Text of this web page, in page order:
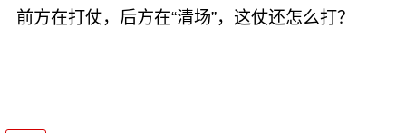
前方在打仗，后方在“清场”，这仗还怎么打？